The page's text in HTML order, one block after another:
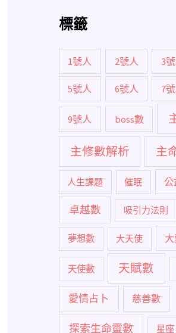
標籤
1號人 2號人 3
5號人 6號人 7
9號人 boss數
主修數解析 主
人生課題 催眠 公
卓越數 吸引力法則
夢想數 大天使
天使數 天賦數
愛情占卜 慈善數
探索生命靈數 星座